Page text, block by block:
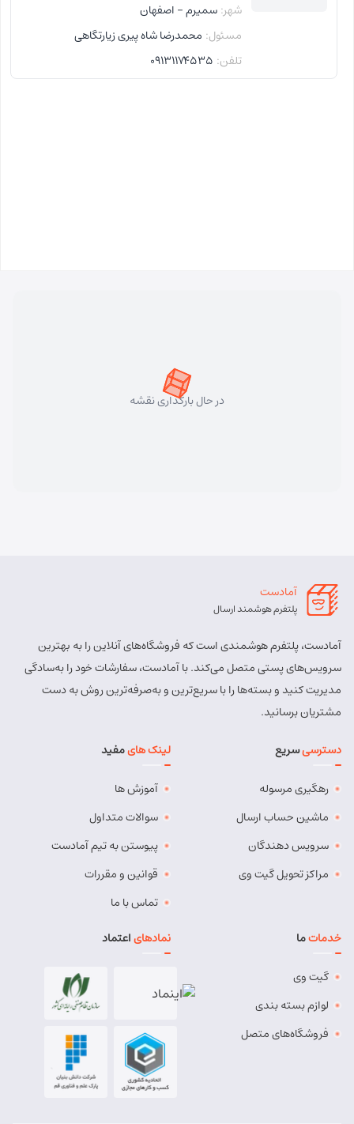
شهر: سمیرم - اصفهان
مسئول: محمدرضا شاه پیری زیارتگاهی
تلفن: 09131174535
در حال بارگذاری نقشه
آمادست
پلتفرم هوشمند ارسال
آمادست، پلتفرم هوشمندی است که فروشگاه‌های آنلاین را به بهترین
سرویس‌های پستی متصل می‌کند. با آمادست، سفارشات خود را به‌سادگی
مدیریت کنید و بسته‌ها را با سریع‌ترین و به‌صرفه‌ترین روش به دست
مشتریان برسانید.
دسترسیسریع
رهگیری مرسوله
ماشین حساب ارسال
سرویس دهندگان
مراکز تحویل گیت وی
لینک هایمفید
آموزش ها
سوالات متداول
پیوستن به تیم آمادست
قوانین و مقررات
تماس با ما
خدماتما
گیت وی
لوازم بسته بندی
فروشگاه‌های متصل
نمادهایاعتماد